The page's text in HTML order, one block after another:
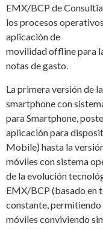
EMX/BCP de
los procesos
aplicación de
movilidad offline para
notas de gasto.
La primera versión de
smartphone con
para Smartphone,
aplicación para
Mobile) hasta la
móviles con sistema
de la evolución
EMX/BCP (basado en
constante,
móviles conviviendo